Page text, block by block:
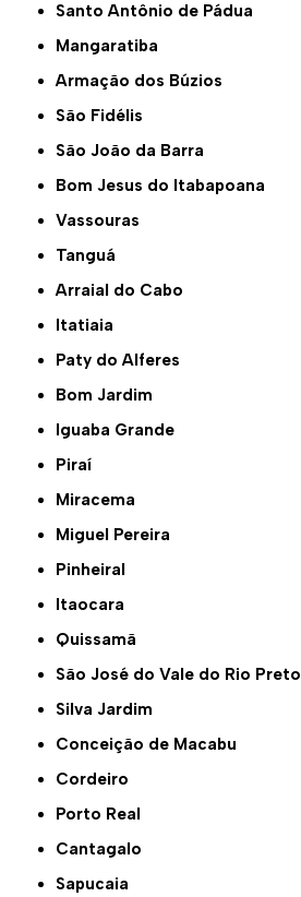
Santo Antônio de Pádua
Mangaratiba
Armação dos Búzios
São Fidélis
São João da Barra
Bom Jesus do Itabapoana
Vassouras
Tanguá
Arraial do Cabo
Itatiaia
Paty do Alferes
Bom Jardim
Iguaba Grande
Piraí
Miracema
Miguel Pereira
Pinheiral
Itaocara
Quissamã
São José do Vale do Rio Preto
Silva Jardim
Conceição de Macabu
Cordeiro
Porto Real
Cantagalo
Sapucaia